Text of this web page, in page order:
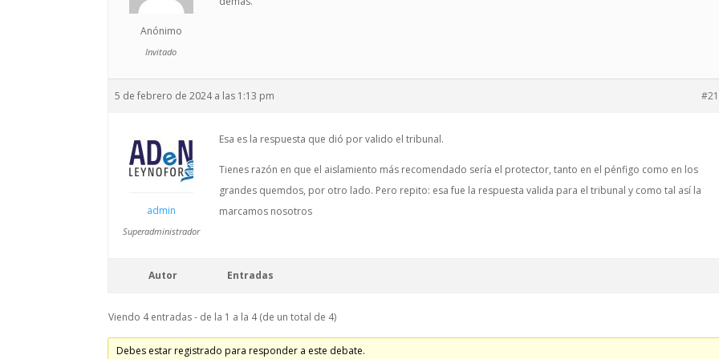
Anónimo
Invitado
5 de febrero de 2024 a las 1:13 pm
admin
Superadministrador
Esa es la respuesta que dió por valido el tribunal.
Tienes razón en que el aislamiento más recomendado sería el protector, tanto en el pénfigo como en los
grandes quemdos, por otro lado. Pero repito: esa fue la respuesta valida para el tribunal y como tal así la
marcamos nosotros
Autor Entradas
Viendo 4 entradas - de la 1 a la 4 (de un total de 4)
Debes estar registrado para responder a este debate.